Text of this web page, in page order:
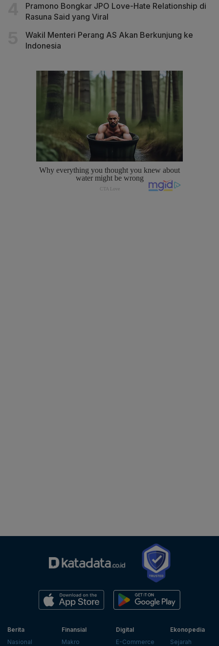
Pramono Bongkar JPO Love-Hate Relationship di
Rasuna Said yang Viral
Wakil Menteri Perang AS Akan Berkunjung ke
Indonesia
Berita
Nasional
Finansial
Makro
Digital
E-Commerce
Ekonopedia
Sejarah